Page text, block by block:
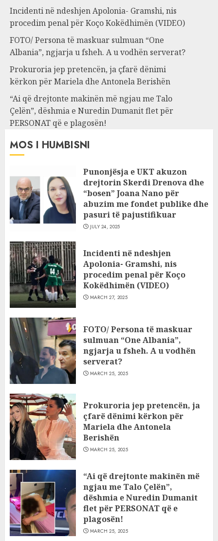
Incidenti në ndeshjen Apolonia- Gramshi, nis
procedim penal për Koço Kokëdhimën (VIDEO)
FOTO/ Persona të maskuar sulmuan “One
Albania”, ngjarja u fsheh. A u vodhën serverat?
Prokuroria jep pretencën, ja çfarë dënimi
kërkon për Mariela dhe Antonela Berishën
“Ai që drejtonte makinën më ngjau me Talo
Çelën”, dëshmia e Nuredin Dumanit flet për
PERSONAT që e plagosën!
MOS I HUMBISNI
Punonjësja e UKT akuzon
drejtorin Skerdi Drenova dhe
“bosen” Joana Nano për
abuzim me fondet publike dhe
pasuri të pajustifikuar
JULY 24, 2025
Incidenti në ndeshjen
Apolonia- Gramshi, nis
procedim penal për Koço
Kokëdhimën (VIDEO)
MARCH 27, 2025
FOTO/ Persona të maskuar
sulmuan “One Albania”,
ngjarja u fsheh. A u vodhën
serverat?
MARCH 25, 2025
Prokuroria jep pretencën, ja
çfarë dënimi kërkon për
Mariela dhe Antonela
Berishën
MARCH 25, 2025
“Ai që drejtonte makinën më
ngjau me Talo Çelën”,
dëshmia e Nuredin Dumanit
flet për PERSONAT që e
plagosën!
MARCH 25, 2025